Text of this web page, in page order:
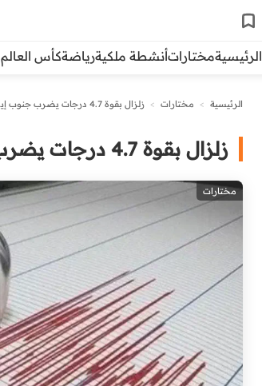
الرئيسيةمختاراتأنشطة ملكيةرياضةكأس العالم 2026
الرئيسية > مختارات > زلزال بقوة 4.7 درجات يضرب جنوب إيران دون تسجيل خسائر
زلزال بقوة 4.7 درجات يضرب جنوب إيران دون تسجيل خسائر
مختارات